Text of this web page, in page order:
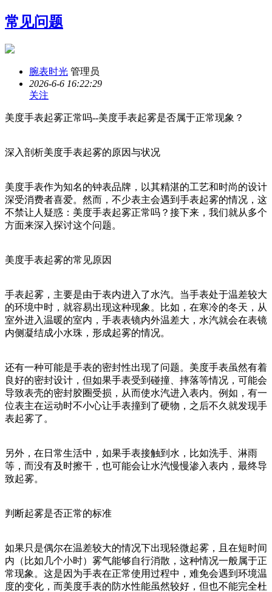
常见问题
腕表时光 管理员
2026-6-6 16:22:29
关注
美度手表起雾正常吗--美度手表起雾是否属于正常现象？
深入剖析美度手表起雾的原因与状况
美度手表作为知名的钟表品牌，以其精湛的工艺和时尚的设计
深受消费者喜爱。然而，不少表主会遇到手表起雾的情况，这
不禁让人疑惑：美度手表起雾正常吗？接下来，我们就从多个
方面来深入探讨这个问题。
美度手表起雾的常见原因
手表起雾，主要是由于表内进入了水汽。当手表处于温差较大
的环境中时，就容易出现这种现象。比如，在寒冷的冬天，从
室外进入温暖的室内，手表表镜内外温差大，水汽就会在表镜
内侧凝结成小水珠，形成起雾的情况。
还有一种可能是手表的密封性出现了问题。美度手表虽然有着
良好的密封设计，但如果手表受到碰撞、摔落等情况，可能会
导致表壳的密封胶圈受损，从而使水汽进入表内。例如，有一
位表主在运动时不小心让手表撞到了硬物，之后不久就发现手
表起雾了。
另外，在日常生活中，如果手表接触到水，比如洗手、淋雨
等，而没有及时擦干，也可能会让水汽慢慢渗入表内，最终导
致起雾。
判断起雾是否正常的标准
如果只是偶尔在温差较大的情况下出现轻微起雾，且在短时间
内（比如几个小时）雾气能够自行消散，这种情况一般属于正
常现象。这是因为手表在正常使用过程中，难免会遇到环境温
度的变化，而美度手表的防水性能虽然较好，但也不能完全杜